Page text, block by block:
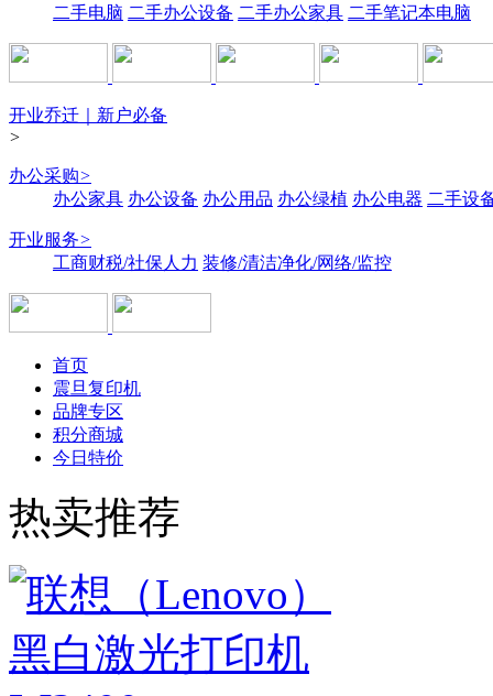
二手电脑 二手办公设备 二手办公家具 二手笔记本电脑
开业乔迁｜新户必备
>
办公采购>
办公家具 办公设备 办公用品 办公绿植 办公电器 二手设
开业服务>
工商财税/社保人力 装修/清洁净化/网络/监控
首页
震旦复印机
品牌专区
积分商城
今日特价
热卖推荐